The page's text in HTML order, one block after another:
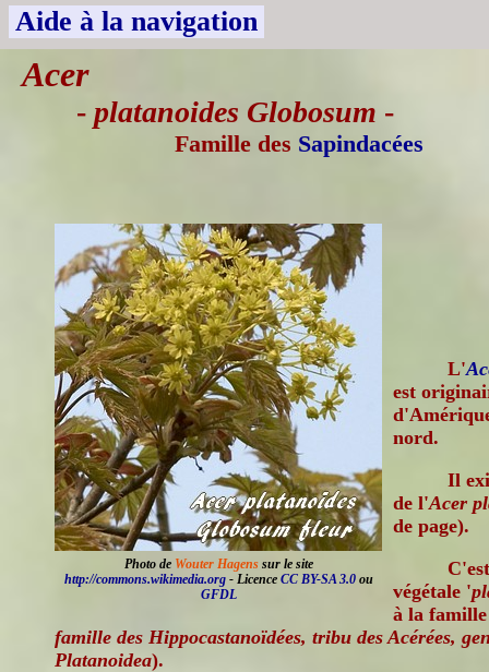
Aide à la navigation
Acer
- platanoides Globosum -
Famille des Sapindacées
Photo de Wouter Hagenssur le site
http://commons.wikimedia.org- Licence CC BY-SA 3.0ou
GFDL
L'
est
nord.
Il
de l'Acer
de page).
végétale '
à la famille
famille des Hippocastanoïdées, tribu des Acérées,
Platanoidea).